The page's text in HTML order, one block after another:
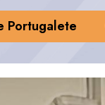
Portugalete